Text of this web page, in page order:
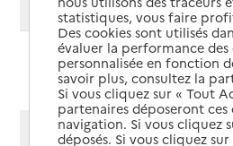
Modifier ma recherche
Ajouter
Afficher les résultats par:
statistiques, vous faire
Des cookies sont utilisés
évaluer la performance
personnalisée en fonction
savoir plus, consultez la
Si vous cliquez sur « Tout
partenaires déposeront
navigation. Si vous cliquez
déposés. Si vous cliquez